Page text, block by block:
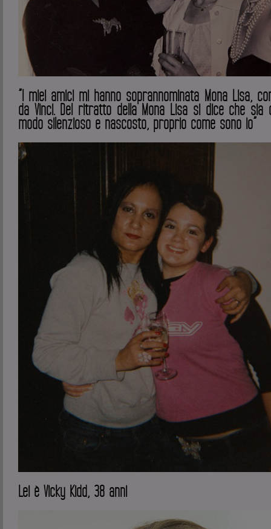
”I miei amici mi hanno soprannominata Mona Lisa,
da Vinci. Del ritratto della Mona Lisa si dice che sia
modo silenzioso e nascosto, proprio come sono io”
Lei è Vicky Kidd, 38 anni